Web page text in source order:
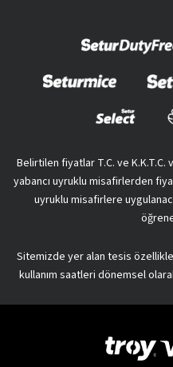
Belirtilen fiyatlar T.C. ve
yabancı uyruklu misafirlerden
uyruklu misafirlere
Sitemizde yer alan tesis
kullanım saatleri dönemsel